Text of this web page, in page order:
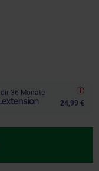
dir 36 Monate
24,99 €